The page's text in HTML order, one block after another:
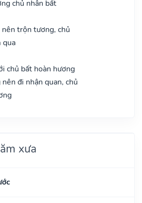
chủ nhân bất
trộn tương, chủ
qua
chủ bất hoàn hương
đi nhận quan, chủ
xưa